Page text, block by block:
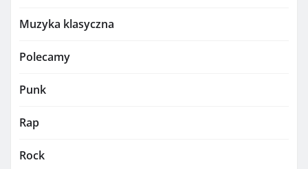
Muzyka klasyczna
Polecamy
Punk
Rap
Rock